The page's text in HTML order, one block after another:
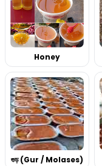
Honey
গুড় (Gur / Molases)